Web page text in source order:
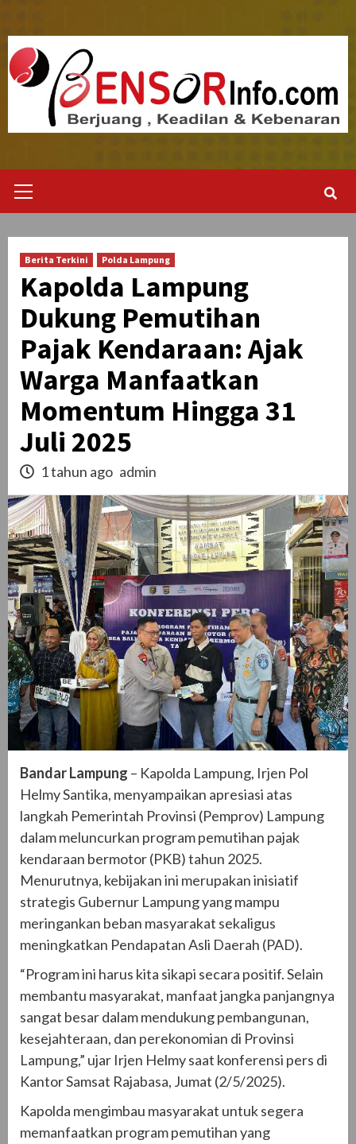
content
Menu
Berita Terkini Polda Lampung
Kapolda Lampung
Dukung Pemutihan
Pajak Kendaraan: Ajak
Warga Manfaatkan
Momentum Hingga 31
Juli 2025
1 tahun ago admin
Bandar Lampung – Kapolda Lampung, Irjen Pol
Helmy Santika, menyampaikan apresiasi atas
langkah Pemerintah Provinsi (Pemprov) Lampung
dalam meluncurkan program pemutihan pajak
kendaraan bermotor (PKB) tahun 2025.
Menurutnya, kebijakan ini merupakan inisiatif
strategis Gubernur Lampung yang mampu
meringankan beban masyarakat sekaligus
meningkatkan Pendapatan Asli Daerah (PAD).
“Program ini harus kita sikapi secara positif. Selain
membantu masyarakat, manfaat jangka panjangnya
sangat besar dalam mendukung pembangunan,
kesejahteraan, dan perekonomian di Provinsi
Lampung,” ujar Irjen Helmy saat konferensi pers di
Kantor Samsat Rajabasa, Jumat (2/5/2025).
Kapolda mengimbau masyarakat untuk segera
memanfaatkan program pemutihan yang